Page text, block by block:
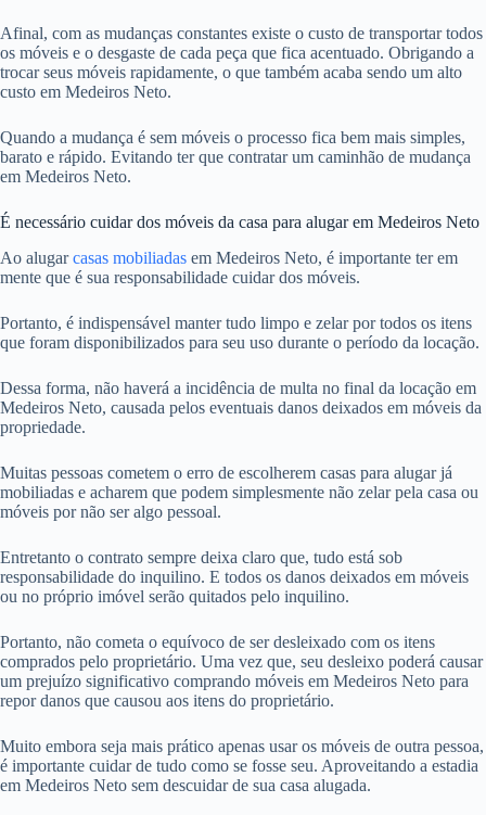
Afinal, com as mudanças constantes existe o custo de transportar todos
os móveis e o desgaste de cada peça que fica acentuado. Obrigando a
trocar seus móveis rapidamente, o que também acaba sendo um alto
custo em Medeiros Neto.
Quando a mudança é sem móveis o processo fica bem mais simples,
barato e rápido. Evitando ter que contratar um caminhão de mudança
em Medeiros Neto.
É necessário cuidar dos móveis da casa para alugar em Medeiros Neto
Ao alugarcasas mobiliadas em Medeiros Neto, é importante ter em
mente que é sua responsabilidade cuidar dos móveis.
Portanto, é indispensável manter tudo limpo e zelar por todos os itens
que foram disponibilizados para seu uso durante o período da locação.
Dessa forma, não haverá a incidência de multa no final da locação em
Medeiros Neto, causada pelos eventuais danos deixados em móveis da
propriedade.
Muitas pessoas cometem o erro de escolherem casas para alugar já
mobiliadas e acharem que podem simplesmente não zelar pela casa ou
móveis por não ser algo pessoal.
Entretanto o contrato sempre deixa claro que, tudo está sob
responsabilidade do inquilino. E todos os danos deixados em móveis
ou no próprio imóvel serão quitados pelo inquilino.
Portanto, não cometa o equívoco de ser desleixado com os itens
comprados pelo proprietário. Uma vez que, seu desleixo poderá causar
um prejuízo significativo comprando móveis em Medeiros Neto para
repor danos que causou aos itens do proprietário.
Muito embora seja mais prático apenas usar os móveis de outra pessoa,
é importante cuidar de tudo como se fosse seu. Aproveitando a estadia
em Medeiros Neto sem descuidar de sua casa alugada.